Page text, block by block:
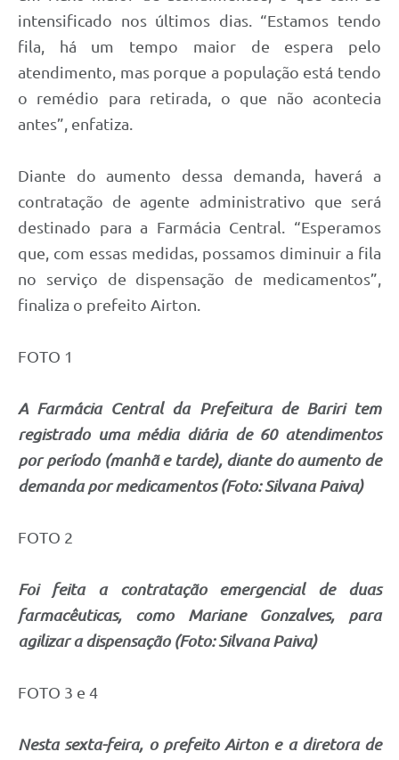
intensificado nos últimos dias. “Estamos tendo
fila, há um tempo maior de espera pelo
atendimento, mas porque a população está tendo
o remédio para retirada, o que não acontecia
antes”, enfatiza.
Diante do aumento dessa demanda, haverá a
contratação de agente administrativo que será
destinado para a Farmácia Central. “Esperamos
que, com essas medidas, possamos diminuir a fila
no serviço de dispensação de medicamentos”,
finaliza o prefeito Airton.
FOTO 1
A Farmácia Central da Prefeitura de Bariri tem
registrado uma média diária de 60 atendimentos
por período (manhã e tarde), diante do aumento de
demanda por medicamentos (Foto: Silvana Paiva)
FOTO 2
Foi feita a contratação emergencial de duas
farmacêuticas, como Mariane Gonzalves, para
agilizar a dispensação (Foto: Silvana Paiva)
FOTO 3 e 4
Nesta sexta-feira, o prefeito Airton e a diretora de